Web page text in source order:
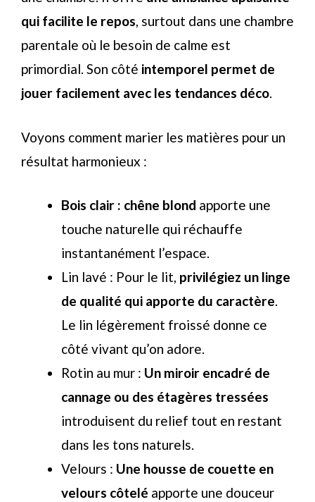
qui facilite le repos, surtout dans une chambre
parentale où le besoin de calme est
primordial. Son côté intemporel permet de
jouer facilement avec les tendances déco.
Voyons comment marier les matières pour un
résultat harmonieux :
Bois clair : chêne blond apporte une
touche naturelle qui réchauffe
instantanément l’espace.
Lin lavé : Pour le lit, privilégiez un linge
de qualité qui apporte du caractère.
Le lin légèrement froissé donne ce
côté vivant qu’on adore.
Rotin au mur : Un miroir encadré de
cannage ou des étagères tressées
introduisent du relief tout en restant
dans les tons naturels.
Velours : Une housse de couette en
velours côtelé apporte une douceur